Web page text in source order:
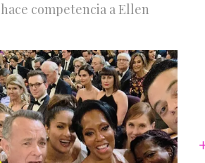
competencia a Ellen